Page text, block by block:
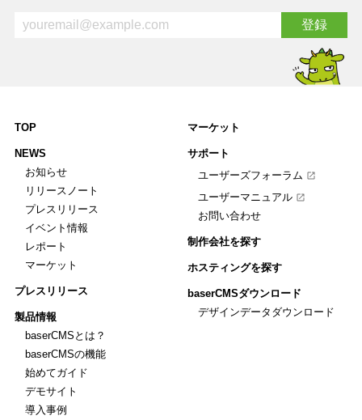
TOP
NEWS
お知らせ
リリースノート
プレスリリース
イベント情報
レポート
マーケット
プレスリリース
製品情報
baserCMSとは？
baserCMSの機能
始めてガイド
デモサイト
導入事例
マーケット
サポート
ユーザーズフォーラム
ユーザーマニュアル
お問い合わせ
制作会社を探す
ホスティングを探す
baserCMSダウンロード
デザインデータダウンロード